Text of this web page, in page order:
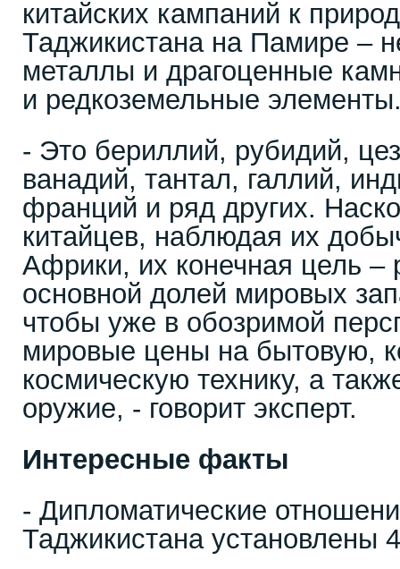
китайских кампаний к
Таджикистана на Памире –
металлы и драгоценные
и редкоземельные
- Это бериллий, рубидий,
ванадий, тантал, галлий,
франций и ряд других.
китайцев, наблюдая их
Африки, их конечная цель –
основной долей мировых
чтобы уже в обозримой
мировые цены на бытовую,
космическую технику, а
оружие, - говорит эксперт.
Интересные факты
- Дипломатические
Таджикистана установлены